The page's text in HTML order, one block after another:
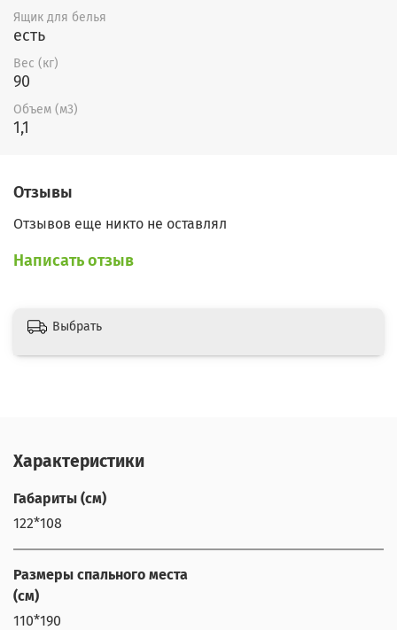
Ящик для белья
есть
Вес (кг)
90
Объем (м3)
1,1
Отзывы
Отзывов еще никто не оставлял
Написать отзыв
Выбрать
Характеристики
Габариты (см)
122*108
Размеры спального места
(см)
110*190